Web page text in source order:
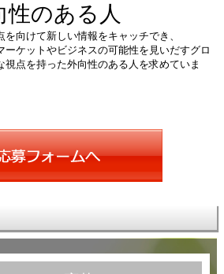
性のある人
を向けて新しい情報をキャッチでき、
ーケットやビジネスの可能性を見いだすグロ
視点を持った外向性のある人を求めていま